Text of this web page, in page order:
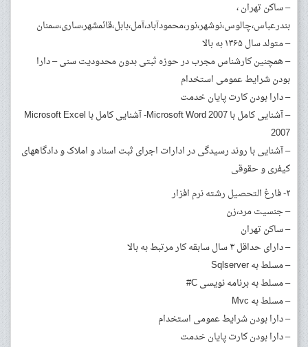
– ساکن تهران ،
بندرعباس،چالوس،نوشهر،نور،محمودآباد،آمل،بابل،قائمشهر،ساری،سمنان
– متولد سال ۱۳۶۵ به بالا
– همچنین کارشناس مجرب در حوزه ثبتی بدون محدودیت سنی – دارا
بودن شرایط عمومی استخدام
– دارا بودن کارت پایان خدمت
– آشنایی کامل با Microsoft Word 2007- آشنایی کامل با Microsoft Excel
2007
– آشنایی با روند رسیدگی در ادارات اجرای ثبت اسناد و املاک و دادگاههای
کیفری و حقوقی
۲- فارغ التحصیل رشته نرم افزار
– جنسیت مرد،‌زن
– ساکن تهران
– دارای حداقل ۳ سال سابقه کار مرتبط به بالا
– مسلط به Sqlserver
– مسلط به برنامه نویسی C#
– مسلط به Mvc
– دارا بودن شرایط عمومی استخدام
– دارا بودن کارت پایان خدمت